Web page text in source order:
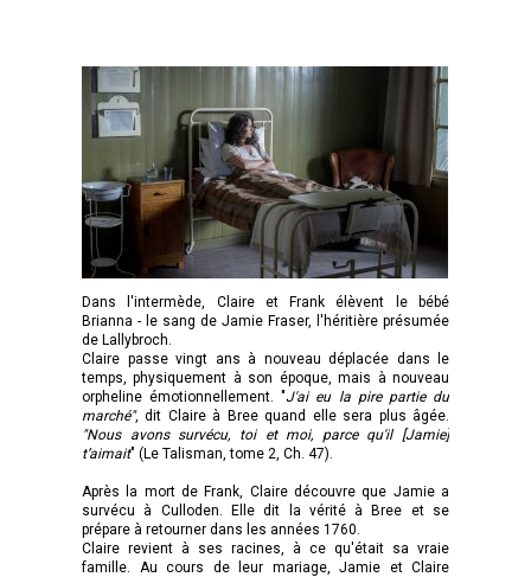
Dans l'intermède, Claire et Frank élèvent le bébé
Brianna - le sang de Jamie Fraser, l'héritière présumée
de Lallybroch.
Claire passe vingt ans à nouveau déplacée dans le
temps, physiquement à son époque, mais à nouveau
orpheline émotionnellement. "J'ai eu la pire partie du
marché", dit Claire à Bree quand elle sera plus âgée.
"Nous avons survécu, toi et moi, parce qu'il [Jamie]
t’aimait" (Le Talisman, tome 2, Ch. 47).
Après la mort de Frank, Claire découvre que Jamie a
survécu à Culloden. Elle dit la vérité à Bree et se
prépare à retourner dans les années 1760.
Claire revient à ses racines, à ce qu'était sa vraie
famille. Au cours de leur mariage, Jamie et Claire